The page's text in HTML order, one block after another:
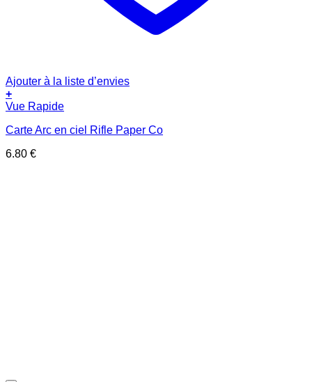
Ajouter à la liste d’envies
+
Vue Rapide
Carte Arc en ciel Rifle Paper Co
6.80 €